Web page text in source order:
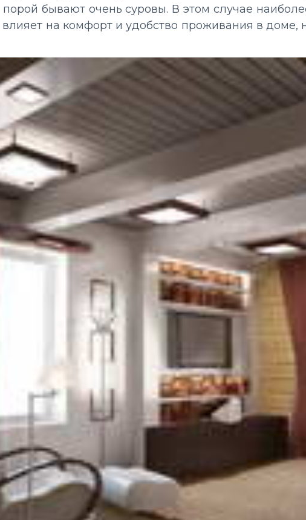
бывают очень суровы. В этом случае
влияет на комфорт и удобство проживания в доме,